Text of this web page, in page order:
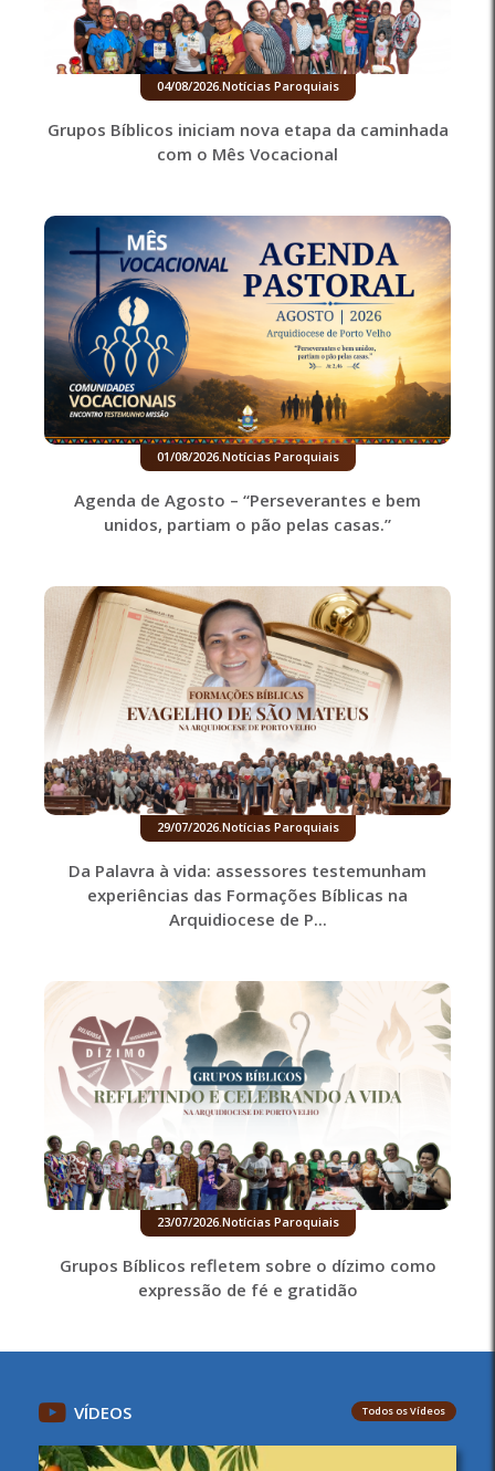
04/08/2026.Notícias Paroquiais
Grupos Bíblicos iniciam nova etapa da caminhada
com o Mês Vocacional
01/08/2026.Notícias Paroquiais
Agenda de Agosto – “Perseverantes e bem
unidos, partiam o pão pelas casas.”
29/07/2026.Notícias Paroquiais
Da Palavra à vida: assessores testemunham
experiências das Formações Bíblicas na
Arquidiocese de P...
23/07/2026.Notícias Paroquiais
Grupos Bíblicos refletem sobre o dízimo como
expressão de fé e gratidão
VÍDEOS Todos os Vídeos